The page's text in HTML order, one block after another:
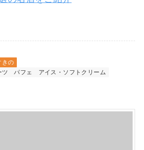
きの
ツ パフェ アイス・ソフトクリーム